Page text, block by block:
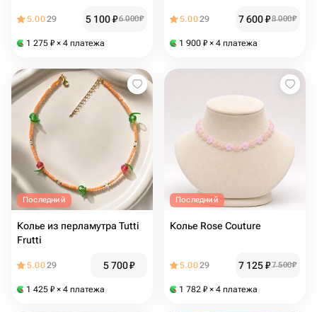
5.0029 5 100₽6 000₽
1 275 ₽ × 4 платежа
5.0029 7 600₽8 000₽
1 900 ₽ × 4 платежа
Последний
Колье из перламутра Tutti
Frutti
5.0029 5 700₽
1 425 ₽ × 4 платежа
Последний
Колье Rose Couture
5.0029 7 125₽7 500₽
1 782 ₽ × 4 платежа